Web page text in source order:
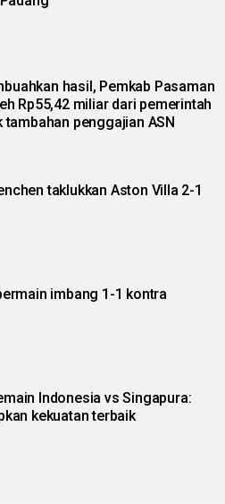
hasil, Pemkab Pasaman
Rp55,42 miliar dari pemerintah
tambahan penggajian ASN
taklukkan Aston Villa 2-1
imbang 1-1 kontra
Indonesia vs Singapura:
kekuatan terbaik